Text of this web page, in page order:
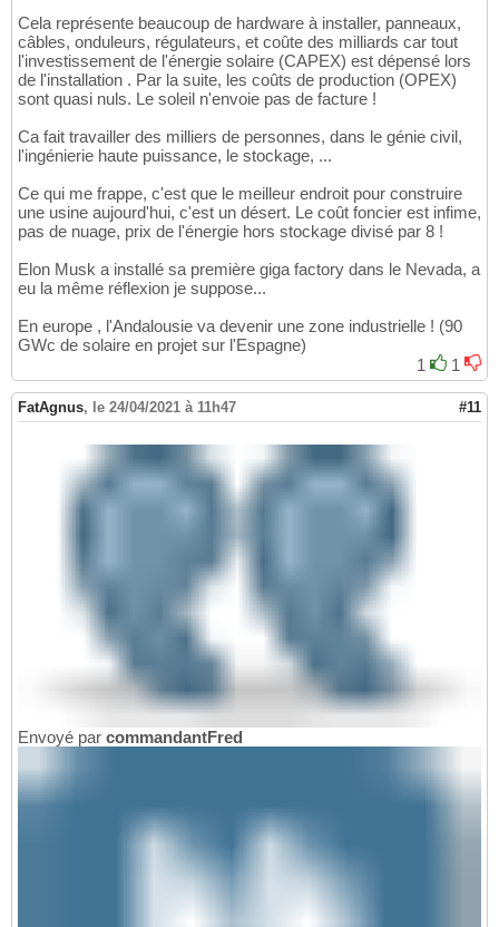
Cela représente beaucoup de hardware à installer, panneaux,
câbles, onduleurs, régulateurs, et coûte des milliards car tout
l'investissement de l'énergie solaire (CAPEX) est dépensé lors
de l'installation . Par la suite, les coûts de production (OPEX)
sont quasi nuls. Le soleil n'envoie pas de facture !
Ca fait travailler des milliers de personnes, dans le génie civil,
l'ingénierie haute puissance, le stockage, ...
Ce qui me frappe, c'est que le meilleur endroit pour construire
une usine aujourd'hui, c'est un désert. Le coût foncier est infime,
pas de nuage, prix de l'énergie hors stockage divisé par 8 !
Elon Musk a installé sa première giga factory dans le Nevada, a
eu la même réflexion je suppose...
En europe , l'Andalousie va devenir une zone industrielle ! (90
GWc de solaire en projet sur l'Espagne)
1
1
FatAgnus, le 24/04/2021 à 11h47 #11
Envoyé par commandantFred